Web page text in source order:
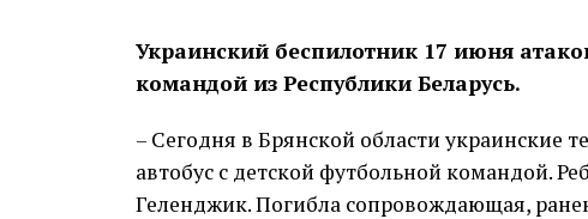
Украинский беспилотник 17 июня
командой из Республики Беларусь.
– Сегодня в Брянской области украинские
автобус с детской футбольной командой.
Геленджик. Погибла сопровождающая,